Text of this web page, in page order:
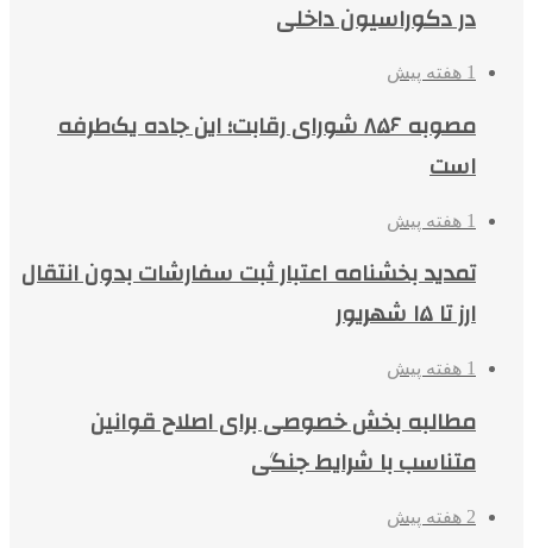
در دکوراسیون داخلی
1 هفته پیش
مصوبه ۸۵۶ شورای رقابت؛ این جاده یک‌طرفه
است
1 هفته پیش
تمدید بخشنامه اعتبار ثبت سفارشات بدون انتقال
ارز تا ۱۵ شهریور
1 هفته پیش
مطالبه بخش خصوصی برای اصلاح قوانین
متناسب با شرایط جنگی
2 هفته پیش